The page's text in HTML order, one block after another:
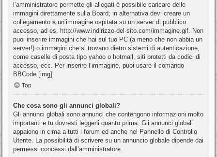
l’amministratore permette gli allegati è possibile caricare delle
immagini direttamente sulla Board; in alternativa devi creare un
collegamento a un’immagine ospitata su un server di pubblico
accesso, ad es. http://www.indirizzo-del-sito.com/immagine.gif. Non
puoi inserire immagini che hai sul tuo PC (a meno che non abbia un
server!) o immagini che si trovano dietro sistemi di autenticazione,
come caselle di posta tipo yahoo o hotmail, siti protetti da codici di
accesso, ecc. Per inserire l’immagine, puoi usare il comando
BBCode [img].
Top
Che cosa sono gli annunci globali?
Gli annunci globali sono annunci che contengono informazioni molto
importanti e tu dovresti leggerli quanto prima. Gli annunci globali
appaiono in cima a tutti i forum ed anche nel Pannello di Controllo
Utente. La possibilità di scrivere su un annuncio globale dipende dai
permessi concessi dall’amministratore.